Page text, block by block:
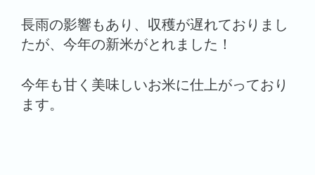
長雨の影響もあり、収穫が遅れておりまし
たが、今年の新米がとれました！
今年も甘く美味しいお米に仕上がっており
ます。